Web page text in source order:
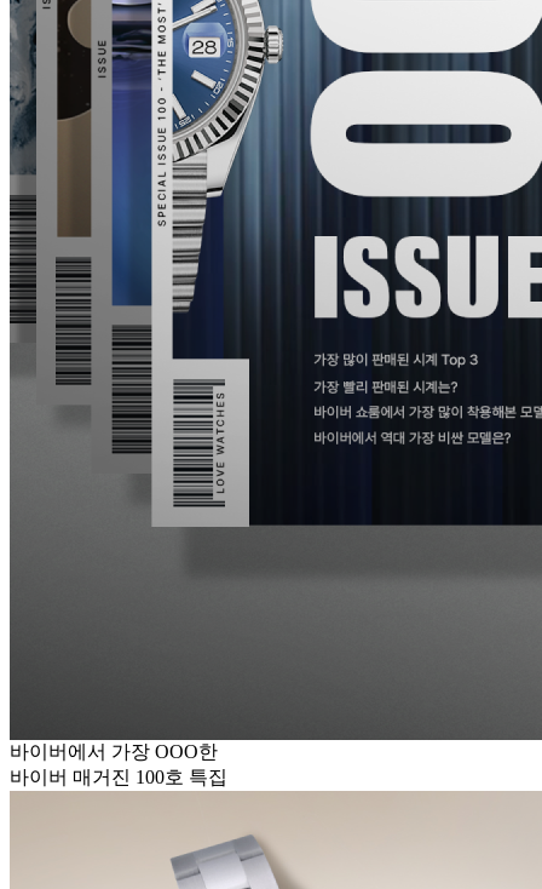
바이버에서 가장 OOO한
바이버 매거진 100호 특집